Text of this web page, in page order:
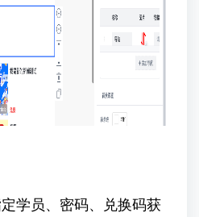
学员、密码、兑换码获